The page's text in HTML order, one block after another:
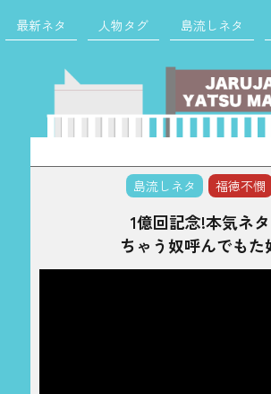
最新ネタ 人物タグ 島流しネタ
索:
島流しネタ
福徳不憫
1億回記念!本気ネタ
ちゃう奴呼んでもた